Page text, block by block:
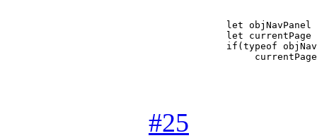
let objNavPanel =
let currentPage
if(typeof
currentPage =
#25